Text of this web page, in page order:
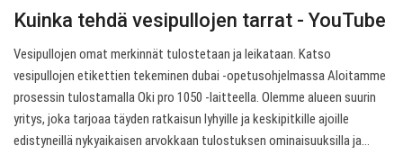
Kuinka tehdä vesipullojen tarrat - YouTube
Vesipullojen omat merkinnät tulostetaan ja leikataan. Katso
vesipullojen etikettien tekeminen dubai -opetusohjelmassa Aloitamme
prosessin tulostamalla Oki pro 1050 -laitteella. Olemme alueen suurin
yritys, joka tarjoaa täyden ratkaisun lyhyille ja keskipitkille ajoille
edistyneillä nykyaikaisen arvokkaan tulostuksen ominaisuuksilla ja…